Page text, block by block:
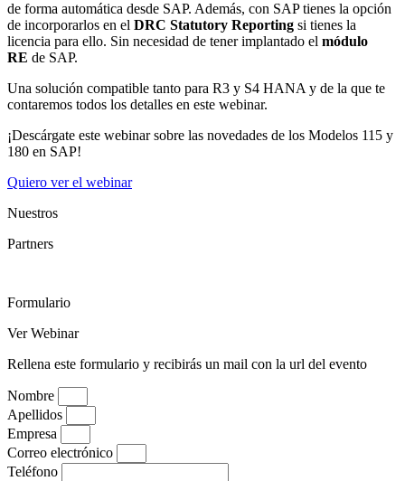
de forma automática desde SAP. Además, con SAP tienes la opción
de incorporarlos en el DRC Statutory Reporting si tienes la
licencia para ello. Sin necesidad de tener implantado el módulo
RE de SAP.
Una solución compatible tanto para R3 y S4 HANA y de la que te
contaremos todos los detalles en este webinar.
¡Descárgate este webinar sobre las novedades de los Modelos 115 y
180 en SAP!
Quiero ver el webinar
Nuestros
Partners
Formulario
Ver Webinar
Rellena este formulario y recibirás un mail con la url del evento
Nombre
Apellidos
Empresa
Correo electrónico
Teléfono